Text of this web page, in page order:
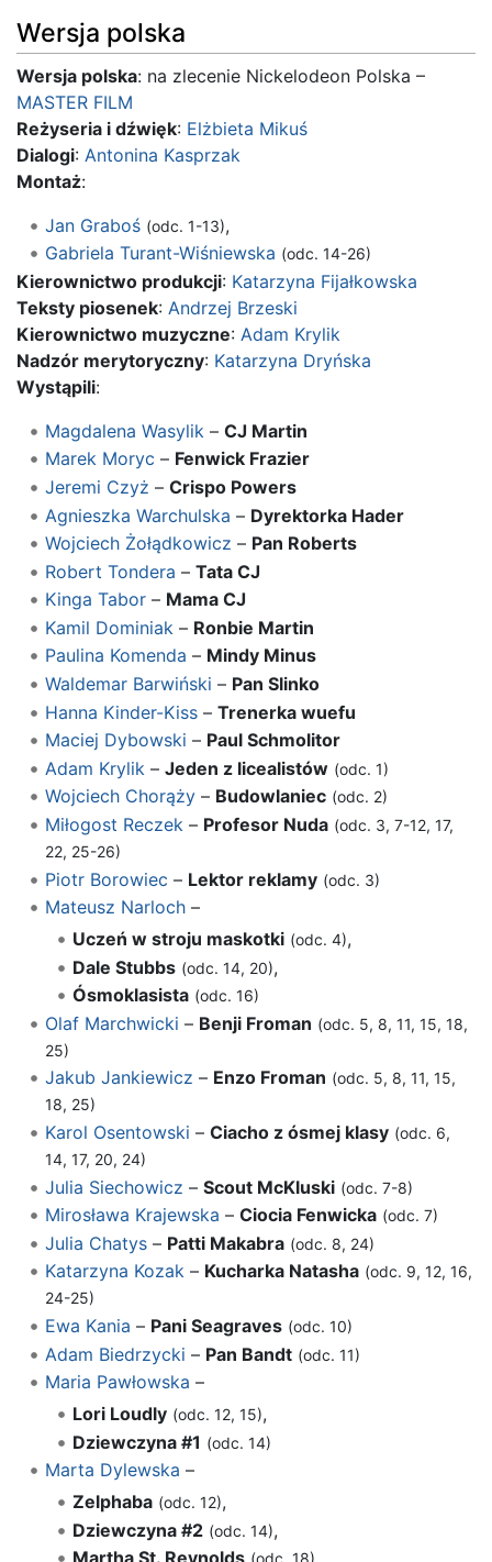
Wersja polska
Wersja polska: na zlecenie Nickelodeon Polska –
MASTER FILM
Reżyseria i dźwięk: Elżbieta Mikuś
Dialogi: Antonina Kasprzak
Montaż:
Jan Graboś (odc. 1-13),
Gabriela Turant-Wiśniewska (odc. 14-26)
Kierownictwo produkcji: Katarzyna Fijałkowska
Teksty piosenek: Andrzej Brzeski
Kierownictwo muzyczne: Adam Krylik
Nadzór merytoryczny: Katarzyna Dryńska
Wystąpili:
Magdalena Wasylik – CJ Martin
Marek Moryc – Fenwick Frazier
Jeremi Czyż – Crispo Powers
Agnieszka Warchulska – Dyrektorka Hader
Wojciech Żołądkowicz – Pan Roberts
Robert Tondera – Tata CJ
Kinga Tabor– Mama CJ
Kamil Dominiak – Ronbie Martin
Paulina Komenda – Mindy Minus
Waldemar Barwiński – Pan Slinko
Hanna Kinder-Kiss– Trenerka wuefu
Maciej Dybowski – Paul Schmolitor
Adam Krylik – Jeden z licealistów (odc. 1)
Wojciech Chorąży– Budowlaniec (odc. 2)
Miłogost Reczek– Profesor Nuda (odc. 3, 7-12, 17,
22, 25-26)
Piotr Borowiec – Lektor reklamy (odc. 3)
Mateusz Narloch–
Uczeń w stroju maskotki (odc. 4),
Dale Stubbs (odc. 14, 20),
Ósmoklasista (odc. 16)
Olaf Marchwicki – Benji Froman (odc. 5, 8, 11, 15, 18,
25)
Jakub Jankiewicz – Enzo Froman (odc. 5, 8, 11, 15,
18, 25)
Karol Osentowski – Ciacho z ósmej klasy (odc. 6,
14, 17, 20, 24)
Julia Siechowicz – Scout McKluski (odc. 7-8)
Mirosława Krajewska – Ciocia Fenwicka (odc. 7)
Julia Chatys– Patti Makabra (odc. 8, 24)
Katarzyna Kozak– Kucharka Natasha (odc. 9, 12, 16,
24-25)
Ewa Kania – Pani Seagraves (odc. 10)
Adam Biedrzycki – Pan Bandt (odc. 11)
Maria Pawłowska –
Lori Loudly (odc. 12, 15),
Dziewczyna #1 (odc. 14)
Marta Dylewska –
Zelphaba (odc. 12),
Dziewczyna #2 (odc. 14),